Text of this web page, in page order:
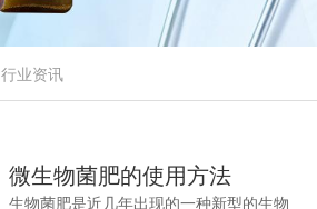
行业资讯
微生物菌肥的使用方法
生物菌肥是近几年出现的一种新型的生物